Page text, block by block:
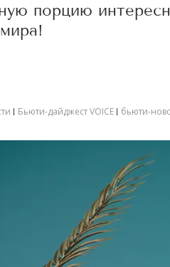
порцию
Бьюти-дайджест VOICE бьюти-